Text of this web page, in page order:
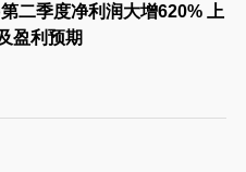
二季度净利润大增620% 上
盈利预期